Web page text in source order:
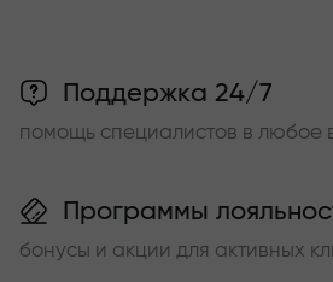
Поддержка 24/7
помощь специалистов в любое
Программы
бонусы и акции для активных